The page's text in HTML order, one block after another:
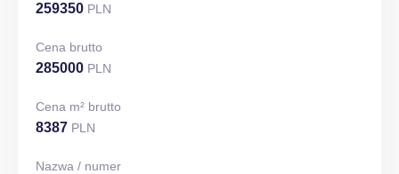
259350 PLN
Cena brutto
285000 PLN
Cena m² brutto
8387 PLN
Nazwa / numer